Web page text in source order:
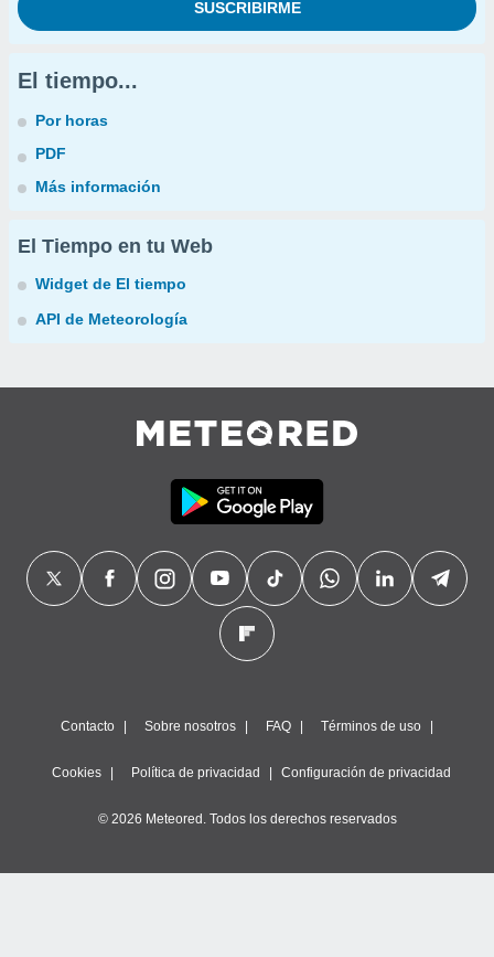
El tiempo...
Por horas
PDF
Más información
El Tiempo en tu Web
Widget de El tiempo
API de Meteorología
Contacto Sobre nosotros FAQ Términos de uso
Cookies Política de privacidad Configuración de privacidad
© 2026 Meteored. Todos los derechos reservados